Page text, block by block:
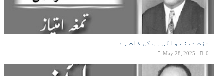
عزت دینے والی رب کی ذات ہے
May 28, 2025 0